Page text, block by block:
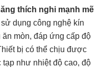
thích nghi mạnh mẽ
dụng công nghệ kín
mòn, đáp ứng cấp độ
bị có thể chịu được
như nhiệt độ cao, độ